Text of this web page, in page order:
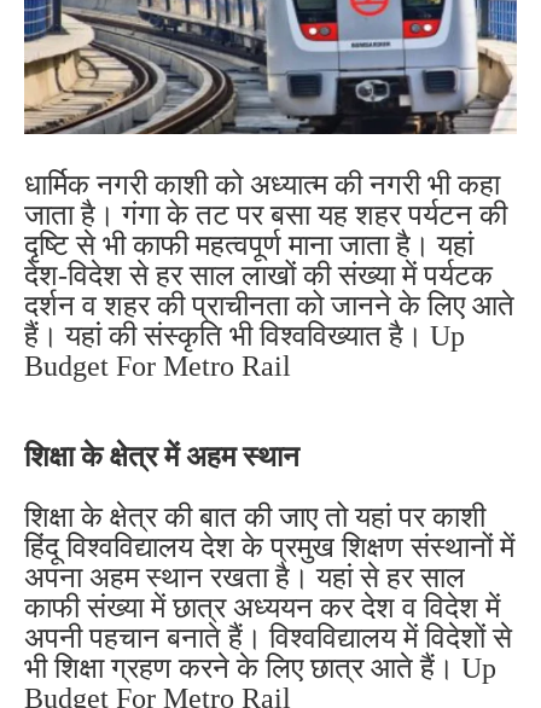
धार्मिक नगरी काशी को अध्यात्म की नगरी भी कहा
जाता है। गंगा के तट पर बसा यह शहर पर्यटन की
दृष्टि से भी काफी महत्वपूर्ण माना जाता है। यहां
देश-विदेश से हर साल लाखों की संख्या में पर्यटक
दर्शन व शहर की प्राचीनता को जानने के लिए आते
हैं। यहां की संस्कृति भी विश्वविख्यात है। Up
Budget For Metro Rail
शिक्षा के क्षेत्र में अहम स्थान
शिक्षा के क्षेत्र की बात की जाए तो यहां पर काशी
हिंदू विश्वविद्यालय देश के प्रमुख शिक्षण संस्थानों में
अपना अहम स्थान रखता है। यहां से हर साल
काफी संख्या में छात्र अध्ययन कर देश व विदेश में
अपनी पहचान बनाते हैं। विश्वविद्यालय में विदेशों से
भी शिक्षा ग्रहण करने के लिए छात्र आते हैं। Up
Budget For Metro Rail